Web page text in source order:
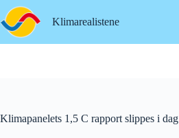
Hopp
til
innholdet
Klimarealistene
Klimapanelets 1,5 C rapport slippes i dag